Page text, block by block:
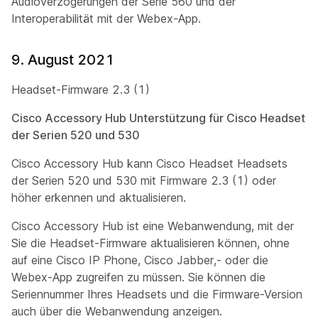
Interoperabilität mit der Webex-App.
9. August 2021
Headset-Firmware 2.3 (1)
Cisco Accessory Hub Unterstützung für Cisco Headset
der Serien 520 und 530
Cisco Accessory Hub kann Cisco Headset Headsets
der Serien 520 und 530 mit Firmware 2.3 (1) oder
höher erkennen und aktualisieren.
Cisco Accessory Hub ist eine Webanwendung, mit der
Sie die Headset-Firmware aktualisieren können, ohne
auf eine Cisco IP Phone, Cisco Jabber,- oder die
Webex-App zugreifen zu müssen. Sie können die
Seriennummer Ihres Headsets und die Firmware-Version
auch über die Webanwendung anzeigen.